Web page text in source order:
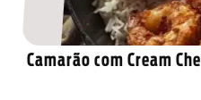
Camarão com Cream